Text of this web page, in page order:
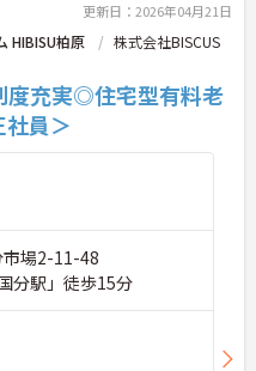
更新日：2026年04月21日
HIBISU柏原
株式会社BISCUS
度充実◎住宅型有料老
員＞
市場2-11-48
分駅」徒歩15分